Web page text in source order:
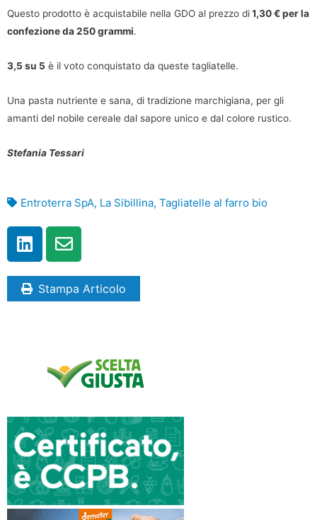
Questo prodotto è acquistabile nella GDO al prezzo di1,30 € per la
confezione da 250 grammi.
3,5 su 5 è il voto conquistato da queste tagliatelle.
Una pasta nutriente e sana, di tradizione marchigiana, per gli
amanti del nobile cereale dal sapore unico e dal colore rustico.
Stefania Tessari
Entroterra SpA, La Sibillina, Tagliatelle al farro bio
Stampa Articolo